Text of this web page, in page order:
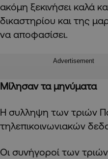
ακόμη ξεκινήσει καλά
δικαστηρίου και της
να αποφασίσει.
Advertisement
Μίλησαν τα μηνύματα
Η συλληψη των τριών
τηλεπικοινωνιακών
Οι συνήγοροί των